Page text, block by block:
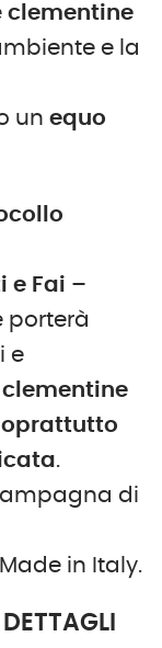
clementine
e la
un equo
e Fai –
porterà
e
clementine
.
di
in Italy.